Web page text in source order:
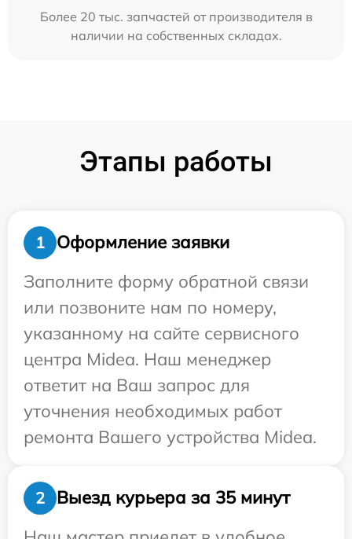
Более 20 тыс. запчастей от производителя в
наличии на собственных складах.
Этапы работы
1
Оформление заявки
Заполните форму обратной связи
или позвоните нам по номеру,
указанному на сайте сервисного
центра Midea. Наш менеджер
ответит на Ваш запрос для
уточнения необходимых работ
ремонта Вашего устройства Midea.
2
Выезд курьера за 35 минут